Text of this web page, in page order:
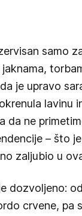
samo
je upravo
lavinu
da ne
– što
zaljubio u
dozvoljeno:
crvene, pa